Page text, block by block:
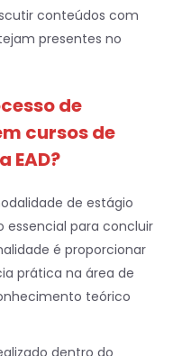
conteúdos com
presentes no
de
cursos de
EAD?
de estágio
essencial para concluir
é proporcionar
prática na área de
teórico